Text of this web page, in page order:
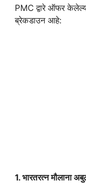
PMC द्वारे ऑफर
ब्रेकडाउन आहे:
1. भारतरत्न मौलाना